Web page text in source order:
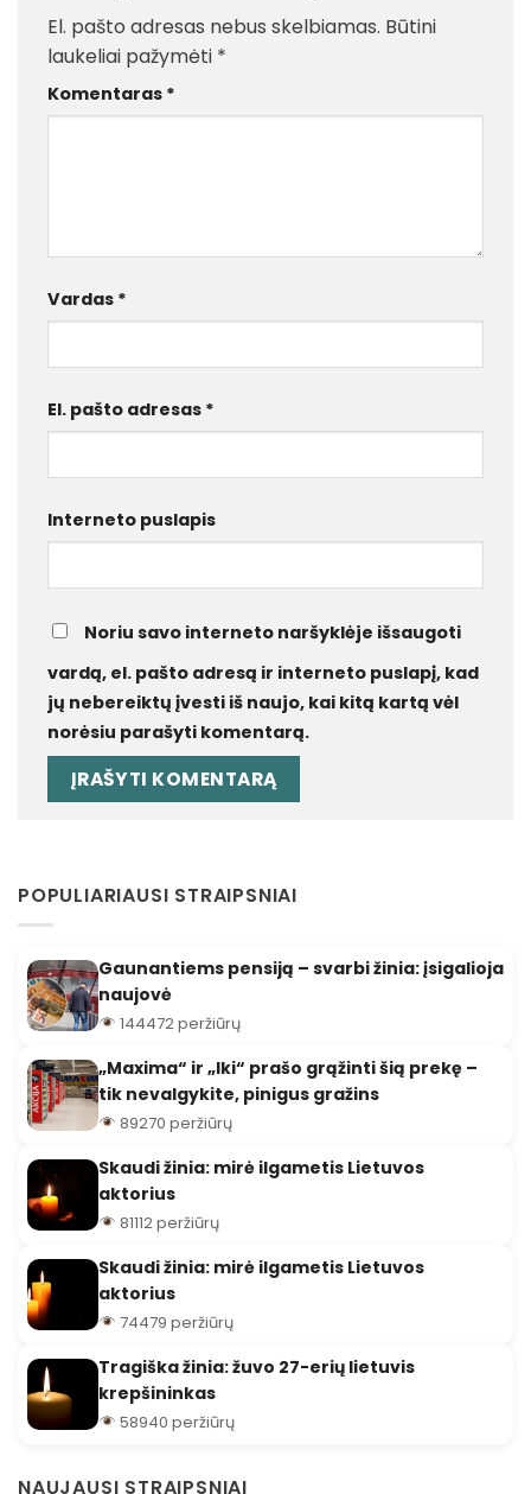
El. pašto adresas nebus skelbiamas. Būtini
laukeliai pažymėti *
Komentaras *
Vardas *
El. pašto adresas *
Interneto puslapis
Noriu savo interneto naršyklėje išsaugoti
vardą, el. pašto adresą ir interneto puslapį, kad
jų nebereiktų įvesti iš naujo, kai kitą kartą vėl
norėsiu parašyti komentarą.
POPULIARIAUSI STRAIPSNIAI
Gaunantiems pensiją – svarbi žinia: įsigalioja
naujovė
144472 peržiūrų
„Maxima“ ir „Iki“ prašo grąžinti šią prekę –
tik nevalgykite, pinigus gražins
89270 peržiūrų
Skaudi žinia: mirė ilgametis Lietuvos
aktorius
81112 peržiūrų
Skaudi žinia: mirė ilgametis Lietuvos
aktorius
74479 peržiūrų
Tragiška žinia: žuvo 27-erių lietuvis
krepšininkas
58940 peržiūrų
NAUJAUSI STRAIPSNIAI